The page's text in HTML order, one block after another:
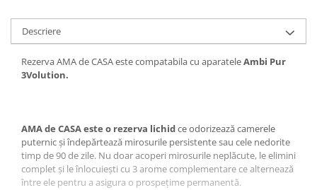
Descriere
Rezerva AMA de CASA este compatabila cu aparateleAmbi Pur
3Volution.
AMA de CASA este o rezerva lichidce odorizează camerele
puternic și îndepărtează mirosurile persistente sau cele nedorite
timp de 90 de zile. Nu doar acoperi mirosurile neplăcute, le elimini
complet și le înlocuiești cu 3 arome complementare ce alternează
între ele pentru a asigura o prospețime permanentă.